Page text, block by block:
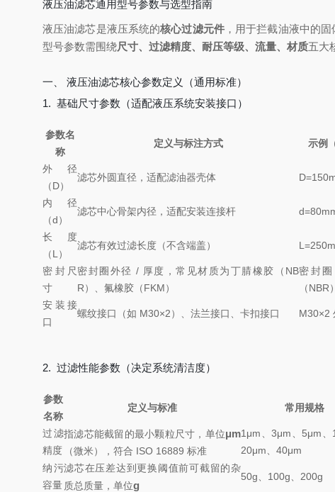
液压油滤芯通用型号参数与选型指南
液压油滤芯是液压系统的核心过滤元件，用于拦截油液中的
型号参数需围绕尺寸、过滤精度、耐压等级、流量、材质五大
一、 液压油滤芯核心参数定义（通用标准）
1. 基础尺寸参数（适配液压系统安装接口）
参数名
称
定义与标注方式 示例
外径
（D）
滤芯外圆直径，适配滤油器壳体
内径
（d）
滤芯中心骨架内径，适配安装连接杆
长度
（L）
滤芯有效过滤长度（不含端盖）
密封尺
寸
密封圈外径 / 厚度，常见材质为丁腈橡胶（NB
R）、氟橡胶（FKM）
密封圈
（NBR）
安装接
口
螺纹接口（如 M30×2）、法兰接口、卡扣接口 M30×2
2. 过滤性能参数（决定系统清洁度）
参数
名称
定义与标准 常用规格
过滤
精度
指滤芯能截留的最小颗粒尺寸，单位μm
（微米），符合 ISO 16889 标准
1μm、3μm、5μm、
20μm、40μm
纳污
容量
滤芯在压差达到更换阈值前可截留的杂
质总质量，单位g
50g、100g、200g